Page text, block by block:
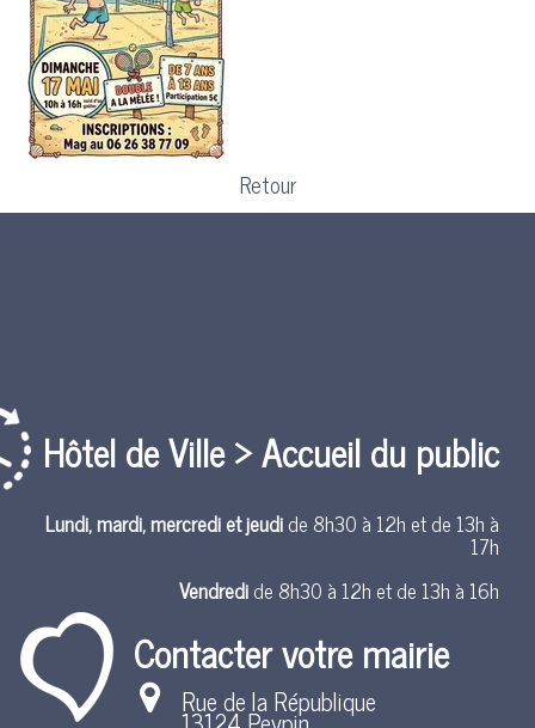
Retour
Hôtel de Ville > Accueil du public
Lundi, mardi, mercredi et jeudide 8h30 à 12h et de 13h à
17h
Vendredide 8h30 à 12h et de 13h à 16h
Contacter votre mairie
Rue de la République